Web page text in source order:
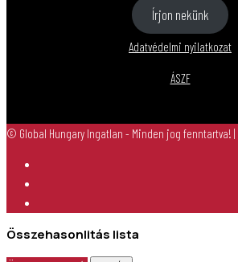
Írjon nekünk
Adatvédelmi nyilatkozat
ÁSZF
© Global Hungary Ingatlan - Minden jog fenntartva!
Összehasonlitás lista